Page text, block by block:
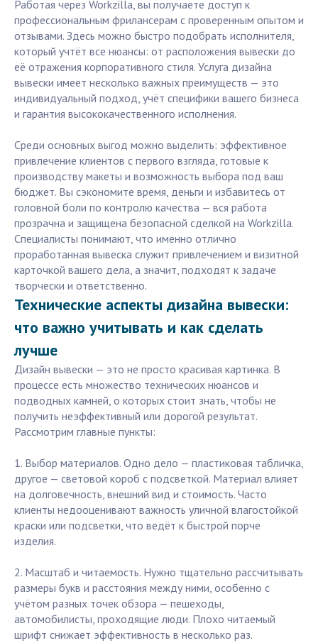
Работая через Workzilla, вы получаете доступ к
профессиональным фрилансерам с проверенным опытом и
отзывами. Здесь можно быстро подобрать исполнителя,
который учтёт все нюансы: от расположения вывески до
её отражения корпоративного стиля. Услуга дизайна
вывески имеет несколько важных преимуществ — это
индивидуальный подход, учёт специфики вашего бизнеса
и гарантия высококачественного исполнения.
Среди основных выгод можно выделить: эффективное
привлечение клиентов с первого взгляда, готовые к
производству макеты и возможность выбора под ваш
бюджет. Вы сэкономите время, деньги и избавитесь от
головной боли по контролю качества — вся работа
прозрачна и защищена безопасной сделкой на Workzilla.
Специалисты понимают, что именно отлично
проработанная вывеска служит привлечением и визитной
карточкой вашего дела, а значит, подходят к задаче
творчески и ответственно.
Технические аспекты дизайна вывески:
что важно учитывать и как сделать
лучше
Дизайн вывески — это не просто красивая картинка. В
процессе есть множество технических нюансов и
подводных камней, о которых стоит знать, чтобы не
получить неэффективный или дорогой результат.
Рассмотрим главные пункты:
1. Выбор материалов. Одно дело — пластиковая табличка,
другое — световой короб с подсветкой. Материал влияет
на долговечность, внешний вид и стоимость. Часто
клиенты недооценивают важность уличной влагостойкой
краски или подсветки, что ведёт к быстрой порче
изделия.
2. Масштаб и читаемость. Нужно тщательно рассчитывать
размеры букв и расстояния между ними, особенно с
учётом разных точек обзора — пешеходы,
автомобилисты, проходящие люди. Плохо читаемый
шрифт снижает эффективность в несколько раз.